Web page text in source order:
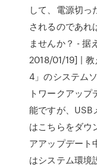
して、電源切っ
されるのであれ
ませんか？ - 据
2018/01/19] |
4」のシステム
トワークアッ
能ですが、USB
はこちらをダウ
アアップデート
はシステム環境